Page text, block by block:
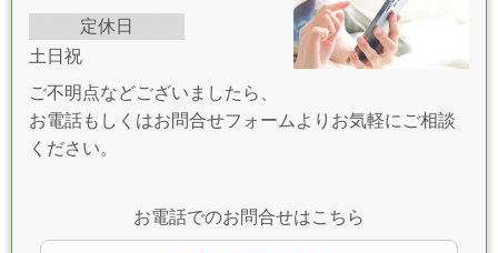
定休日
土日祝
ご不明点などございましたら、
お電話もしくはお問合せフォームよりお気軽にご相談
ください。
お電話でのお問合せはこちら